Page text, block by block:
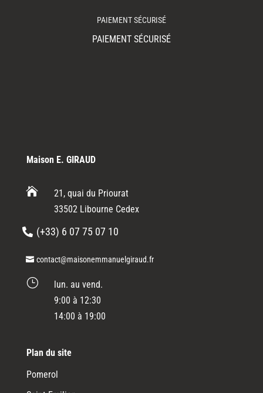
PAIEMENT SÉCURISÉ
PAIEMENT SÉCURISÉ
Maison E. GIRAUD

21, quai du Priourat
33502 Libourne Cedex
(+33) 6 07 75 07 10
contact@maisonemmanuelgiraud.fr
}
lun. au vend.
9:00 à 12:30
14:00 à 19:00
Plan du site
Pomerol